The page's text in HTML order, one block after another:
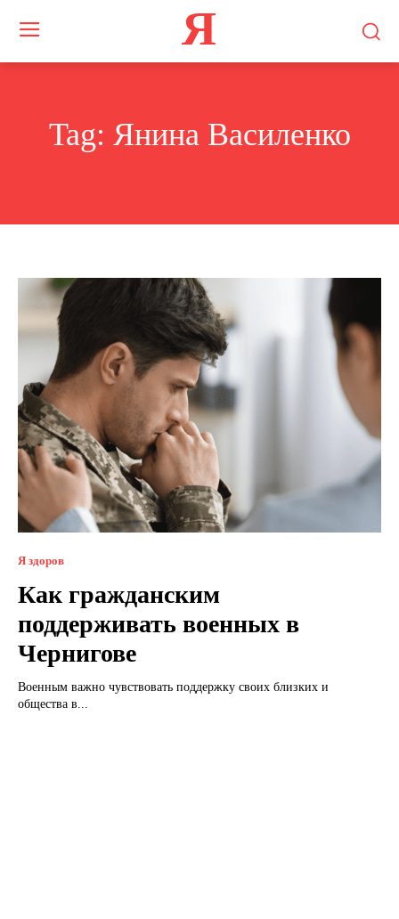
Я
Tag: Янина Василенко
Я здоров
Как гражданским
поддерживать военных в
Чернигове
Военным важно чувствовать поддержку своих близких и
общества в...